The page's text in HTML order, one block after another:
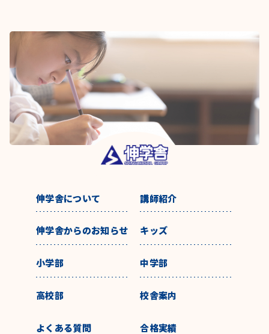
伸学舎について 講師紹介
伸学舎からのお知らせ キッズ
小学部 中学部
高校部 校舎案内
よくある質問 合格実績